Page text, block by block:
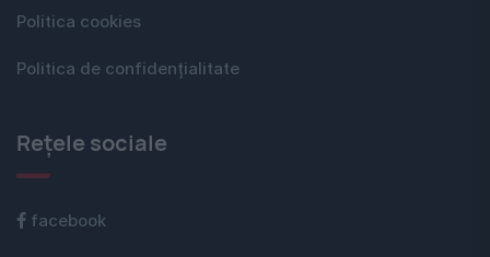
Politica cookies
Politica de confidențialitate
Rețele sociale
facebook